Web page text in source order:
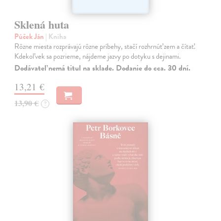
Sklená huta
Púček Ján | Kniha
Rôzne miesta rozprávajú rôzne príbehy, stačí rozhrnúť zem a čítať.
Kdekoľvek sa pozrieme, nájdeme jazvy po dotyku s dejinami.
Dodávateľ nemá titul na sklade. Dodanie do cca. 30 dní.
13,21 €
13,90 € ?